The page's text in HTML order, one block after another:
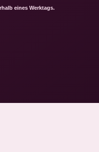
eines Werktags.